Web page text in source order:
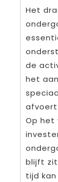
Het
de
het
afvoert
Op het
blijft
tijd